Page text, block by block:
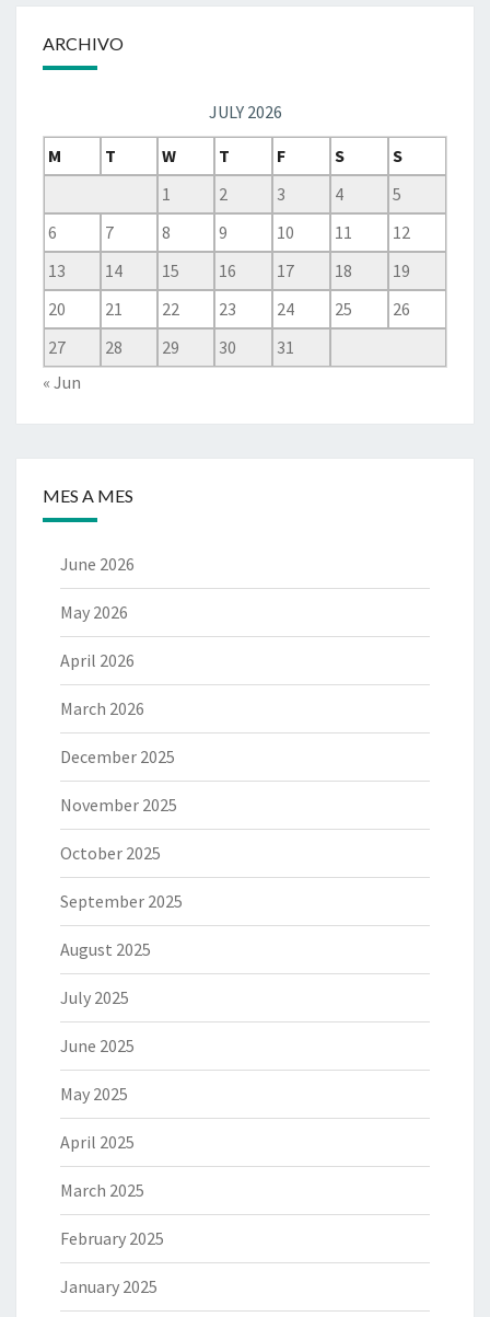
ARCHIVO
JULY 2026
M
T W T F S
S
1
2 3 4
5
6
7 8 9 10 11
12
13
14 15 16 17 18
19
20
21 22 23 24 25
26
27
28 29 30
31
« Jun
MES A MES
June 2026
May 2026
April 2026
March 2026
December 2025
November 2025
October 2025
September 2025
August 2025
July 2025
June 2025
May 2025
April 2025
March 2025
February 2025
January 2025